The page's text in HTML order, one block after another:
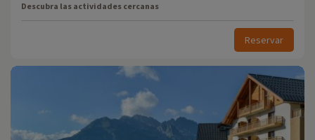
Descubra las actividades cercanas
Reservar